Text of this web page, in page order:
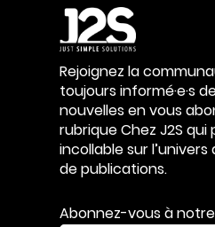
Rejoignez la
toujours informé·e·s
nouvelles en vous
rubrique Chez J2S qui
incollable sur
de publications.
Abonnez-vous à